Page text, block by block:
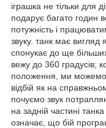
іграшка не тільки для
подарує багато годин
потужність і
звуку. танк має
спонукає до ще
вежу до 360 градусів;
положення, ми можемо
відбій як на
почуємо звук
на задній частині
означає, що бій